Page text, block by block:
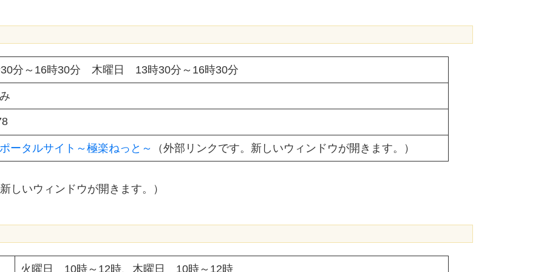
分～16時30分 木曜日 13時30分～16時30分
ータルサイト～極楽ねっと～ （外部リンクです。新しいウィンドウが開きます。）
しいウィンドウが開きます。）
火曜日 10時～12時、木曜日 10時～12時